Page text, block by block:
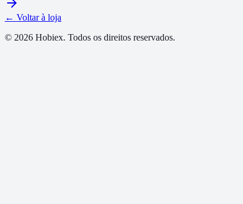
← Voltar à loja
© 2026 Hobiex. Todos os direitos reservados.